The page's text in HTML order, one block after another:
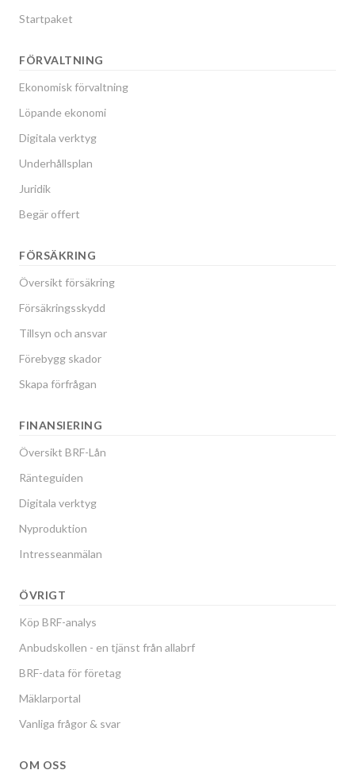
Startpaket
FÖRVALTNING
Ekonomisk förvaltning
Löpande ekonomi
Digitala verktyg
Underhållsplan
Juridik
Begär offert
FÖRSÄKRING
Översikt försäkring
Försäkringsskydd
Tillsyn och ansvar
Förebygg skador
Skapa förfrågan
FINANSIERING
Översikt BRF-Lån
Ränteguiden
Digitala verktyg
Nyproduktion
Intresseanmälan
ÖVRIGT
Köp BRF-analys
Anbudskollen - en tjänst från allabrf
BRF-data för företag
Mäklarportal
Vanliga frågor & svar
OM OSS